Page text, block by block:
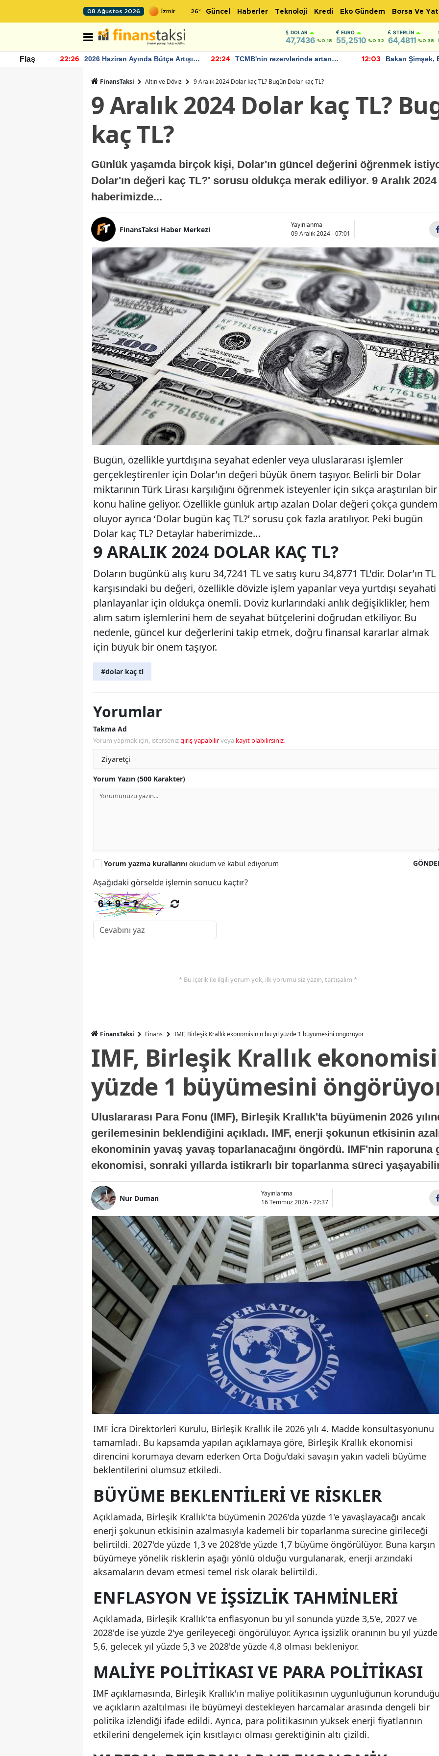
08 Ağustos 2026 26° Güncel Haberler Teknoloji Kredi Eko Gündem Borsa Ve
DOLAR
47,7436 %0.18
EURO
55,2510 %0.32
STERLIN
64,4811 %0.38
Flaş 22:26
2026 Haziran Ayında Bütçe Artışı
22:24
TCMB'nin rezervlerinde artan
12:03
Bakan Şimşek,
FinansTaksi Altın ve Döviz 9 Aralık 2024 Dolar kaç TL? Bugün Dolar kaç TL?
9 Aralık 2024 Dolar kaç TL?
kaç TL?
Günlük yaşamda birçok kişi, Dolar'ın güncel değerini öğrenmek
Dolar'ın değeri kaç TL?' sorusu oldukça merak ediliyor. 9 Aralık
haberimizde...
FinansTaksi Haber Merkezi
Yayınlanma
09 Aralık 2024 - 07:01
Bugün, özellikle yurtdışına seyahat edenler veya uluslararası işlemler
gerçekleştirenler için Dolar’ın değeri büyük önem taşıyor. Belirli bir Dolar
miktarının Türk Lirası karşılığını öğrenmek isteyenler için sıkça araştırılan bir
konu haline geliyor. Özellikle günlük artıp azalan Dolar değeri çokça gündem
oluyor ayrıca ‘Dolar bugün kaç TL?’ sorusu çok fazla aratılıyor. Peki bugün
Dolar kaç TL? Detaylar haberimizde…
9 ARALIK 2024 DOLAR KAÇ TL?
Doların bugünkü alış kuru 34,7241 TL ve satış kuru 34,8771 TL'dir. Dolar’ın TL
karşısındaki bu değeri, özellikle dövizle işlem yapanlar veya yurtdışı seyahati
planlayanlar için oldukça önemli. Döviz kurlarındaki anlık değişiklikler, hem
alım satım işlemlerini hem de seyahat bütçelerini doğrudan etkiliyor. Bu
nedenle, güncel kur değerlerini takip etmek, doğru finansal kararlar almak
için büyük bir önem taşıyor.
#dolar kaç tl
Yorumlar
Takma Ad
Yorum yapmak için, istersenizgiriş yapabilirveya kayıt olabilirsiniz.
Yorum Yazın (500 Karakter)
Yorum yazma kurallarını okudum ve kabul ediyorum
Aşağıdaki görselde işlemin sonucu kaçtır?
* Bu içerik ile ilgili yorum yok, ilk yorumu siz yazın, tartışalım *
FinansTaksi Finans IMF, Birleşik Krallık ekonomisinin bu yıl yüzde 1 büyümesini öngörüyor
IMF, Birleşik Krallık
yüzde 1 büyümesini
Uluslararası Para Fonu (IMF), Birleşik Krallık'ta büyümenin 2026
gerilemesinin beklendiğini açıkladı. IMF, enerji şokunun etkisinin
ekonominin yavaş yavaş toparlanacağını öngördü. IMF'nin raporuna
ekonomisi, sonraki yıllarda istikrarlı bir toparlanma süreci
Nur Duman
Yayınlanma
16 Temmuz 2026 - 22:37
IMF İcra Direktörleri Kurulu, Birleşik Krallık ile 2026 yılı 4. Madde konsültasyonunu
tamamladı. Bu kapsamda yapılan açıklamaya göre, Birleşik Krallık ekonomisi
direncini korumaya devam ederken Orta Doğu'daki savaşın yakın vadeli büyüme
beklentilerini olumsuz etkiledi.
BÜYÜME BEKLENTILERI VE RISKLER
Açıklamada, Birleşik Krallık'ta büyümenin 2026'da yüzde 1'e yavaşlayacağı ancak
enerji şokunun etkisinin azalmasıyla kademeli bir toparlanma sürecine girileceği
belirtildi. 2027'de yüzde 1,3 ve 2028'de yüzde 1,7 büyüme öngörülüyor. Buna karşın
büyümeye yönelik risklerin aşağı yönlü olduğu vurgulanarak, enerji arzındaki
aksamaların devam etmesi temel risk olarak belirtildi.
ENFLASYON VE İŞSIZLIK TAHMINLERI
Açıklamada, Birleşik Krallık'ta enflasyonun bu yıl sonunda yüzde 3,5'e, 2027 ve
2028'de ise yüzde 2'ye gerileyeceği öngörülüyor. Ayrıca işsizlik oranının bu yıl yüzde
5,6, gelecek yıl yüzde 5,3 ve 2028'de yüzde 4,8 olması bekleniyor.
MALIYE POLITIKASI VE PARA POLITIKASI
IMF açıklamasında, Birleşik Krallık'ın maliye politikasının uygunluğunun
ve açıkların azaltılması ile büyümeyi destekleyen harcamalar arasında dengeli bir
politika izlendiği ifade edildi. Ayrıca, para politikasının yüksek enerji fiyatlarının
etkilerini dengelemek için kısıtlayıcı olması gerektiğinin altı çizildi.